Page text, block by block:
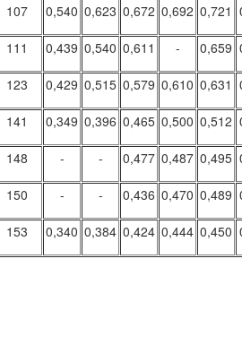
107 0,540 0,623 0,672 0,692 0,721
111 0,439 0,540 0,611 - 0,659
123 0,429 0,515 0,579 0,610 0,631
141 0,349 0,396 0,465 0,500 0,512
148 - - 0,477 0,487 0,495
150 - - 0,436 0,470 0,489
153 0,340 0,384 0,424 0,444 0,450